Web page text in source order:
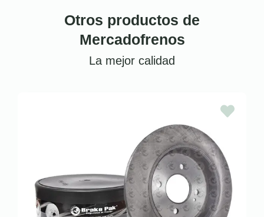
Otros productos de
Mercadofrenos
La mejor calidad